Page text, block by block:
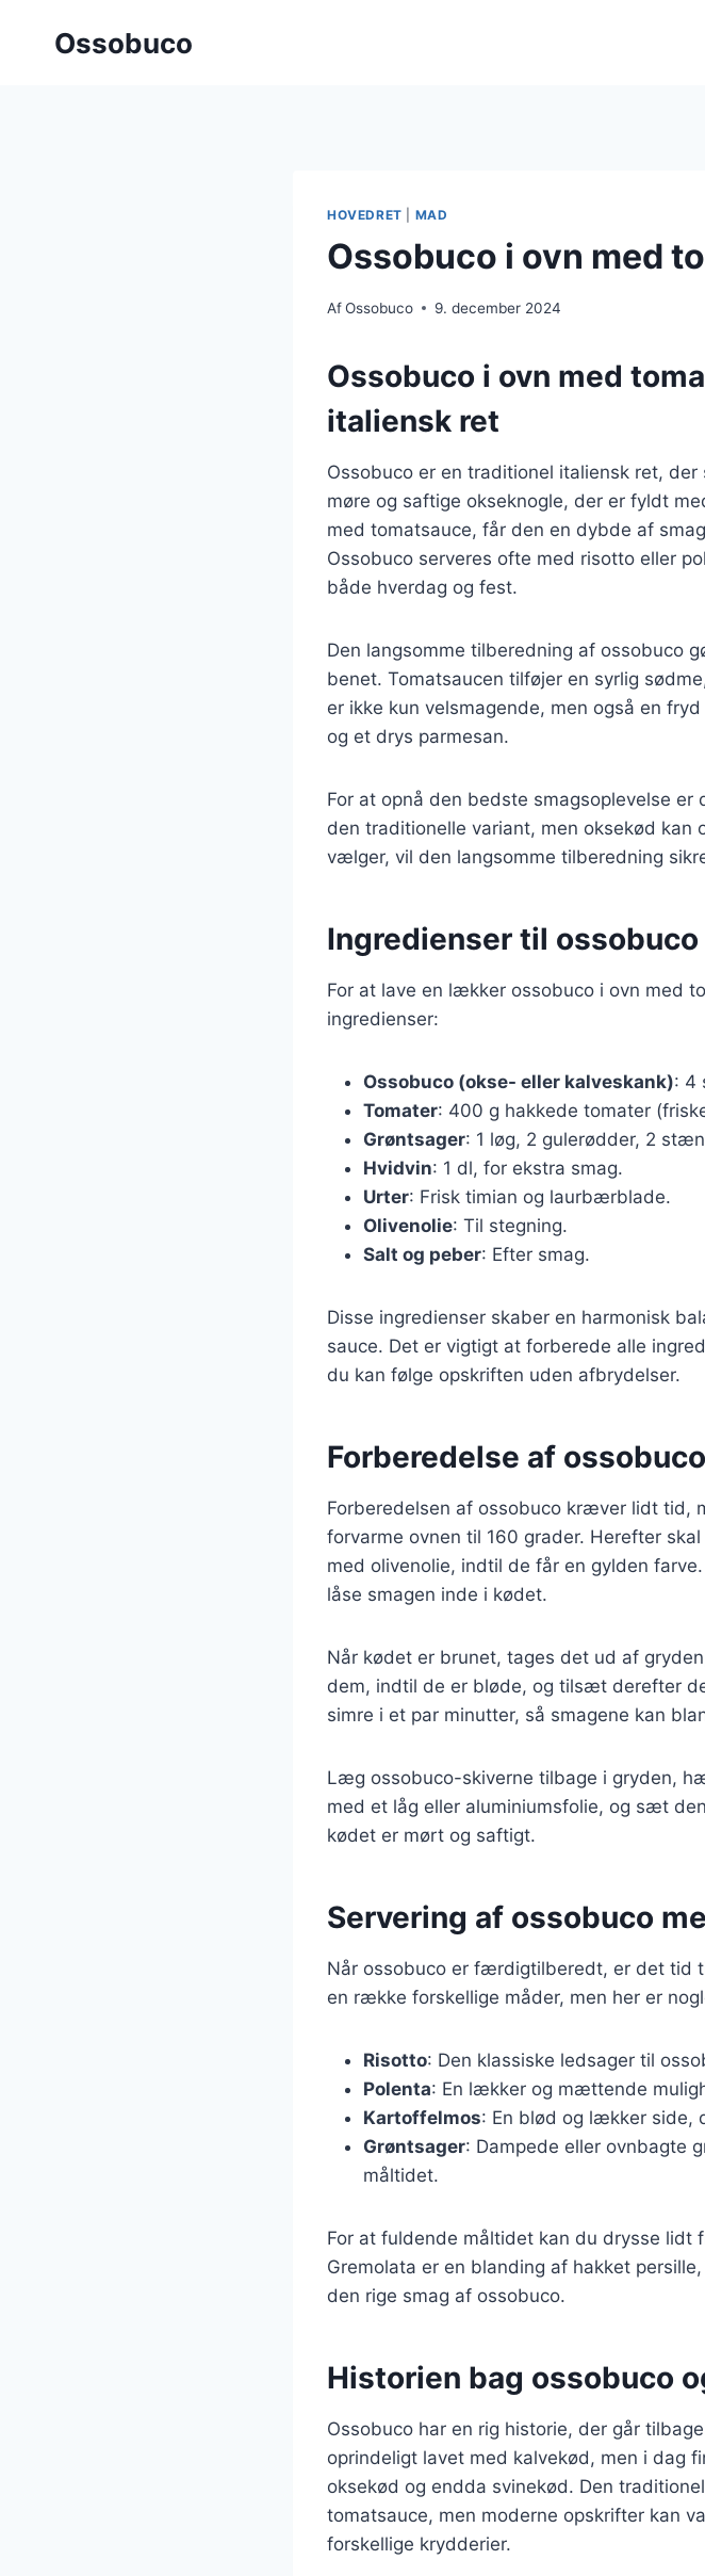
Ossobuco
HOVEDRET MAD
Ossobuco i ovn med
AfOssobuco 9. december 2024
Ossobuco i ovn med
italiensk ret
Ossobuco er en traditionel italiensk ret,
møre og saftige okseknogle, der er fyldt
med tomatsauce, får den en dybde af
Ossobuco serveres ofte med risotto eller
både hverdag og fest.
Den langsomme tilberedning af ossobuco
benet. Tomatsaucen tilføjer en syrlig
er ikke kun velsmagende, men også en
og et drys parmesan.
For at opnå den bedste smagsoplevelse
den traditionelle variant, men oksekød kan
vælger, vil den langsomme tilberedning
Ingredienser til
For at lave en lækker ossobuco i ovn med
ingredienser:
Ossobuco (okse- eller kalveskank): 4
Tomater: 400 g hakkede tomater
Grøntsager: 1 løg, 2 gulerødder, 2
Hvidvin: 1 dl, for ekstra smag.
Urter: Frisk timian og laurbærblade.
Olivenolie: Til stegning.
Salt og peber: Efter smag.
Disse ingredienser skaber en harmonisk
sauce. Det er vigtigt at forberede alle
du kan følge opskriften uden afbrydelser.
Forberedelse af
Forberedelsen af ossobuco kræver lidt
forvarme ovnen til 160 grader. Herefter
med olivenolie, indtil de får en gylden
låse smagen inde i kødet.
Når kødet er brunet, tages det ud af
dem, indtil de er bløde, og tilsæt derefter
simre i et par minutter, så smagene kan
Læg ossobuco-skiverne tilbage i gryden,
med et låg eller aluminiumsfolie, og sæt
kødet er mørt og saftigt.
Servering af ossobuco
Når ossobuco er færdigtilberedt, er det tid
en række forskellige måder, men her er
Risotto: Den klassiske ledsager til
Polenta: En lækker og mættende
Kartoffelmos: En blød og lækker side,
Grøntsager: Dampede eller ovnbagte
måltidet.
For at fuldende måltidet kan du drysse lidt
Gremolata er en blanding af hakket
den rige smag af ossobuco.
Historien bag ossobuco
Ossobuco har en rig historie, der går
oprindeligt lavet med kalvekød, men i dag
oksekød og endda svinekød. Den
tomatsauce, men moderne opskrifter kan
forskellige krydderier.